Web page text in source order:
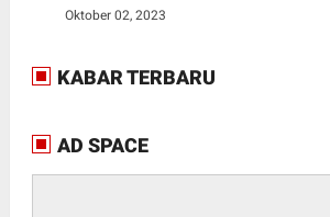
Oktober 02, 2023
KABAR TERBARU
AD SPACE